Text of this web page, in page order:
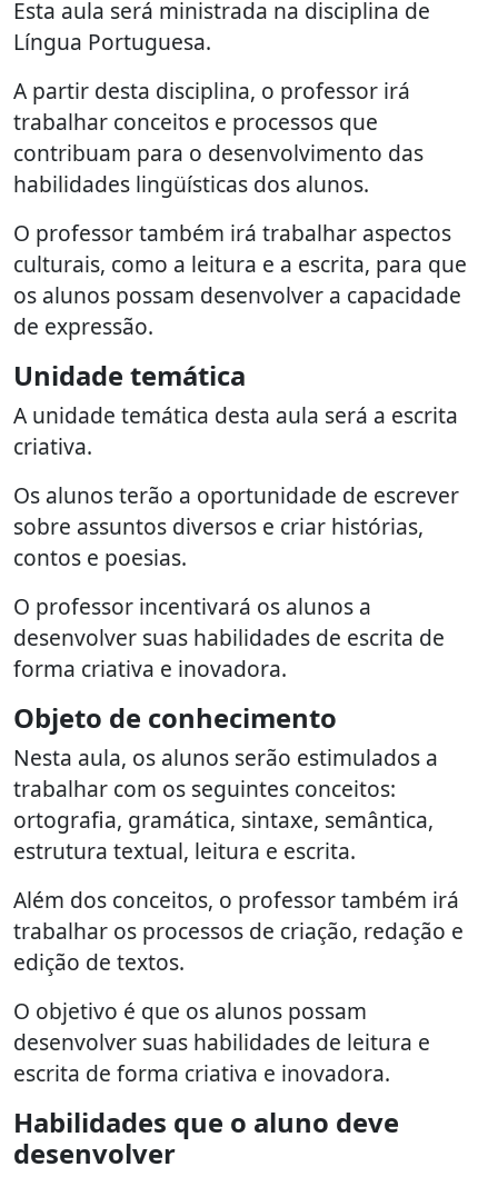
Esta aula será ministrada na disciplina de
Língua Portuguesa.
A partir desta disciplina, o professor irá
trabalhar conceitos e processos que
contribuam para o desenvolvimento das
habilidades lingüísticas dos alunos.
O professor também irá trabalhar aspectos
culturais, como a leitura e a escrita, para que
os alunos possam desenvolver a capacidade
de expressão.
Unidade temática
A unidade temática desta aula será a escrita
criativa.
Os alunos terão a oportunidade de escrever
sobre assuntos diversos e criar histórias,
contos e poesias.
O professor incentivará os alunos a
desenvolver suas habilidades de escrita de
forma criativa e inovadora.
Objeto de conhecimento
Nesta aula, os alunos serão estimulados a
trabalhar com os seguintes conceitos:
ortografia, gramática, sintaxe, semântica,
estrutura textual, leitura e escrita.
Além dos conceitos, o professor também irá
trabalhar os processos de criação, redação e
edição de textos.
O objetivo é que os alunos possam
desenvolver suas habilidades de leitura e
escrita de forma criativa e inovadora.
Habilidades que o aluno deve
desenvolver